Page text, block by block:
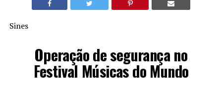
Sines
Operação de segurança no
Festival Músicas do Mundo